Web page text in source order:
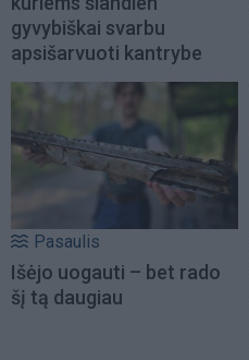
gyvybiškai svarbu
apsišarvuoti kantrybe
Pasaulis
Išėjo uogauti – bet rado
šį tą daugiau